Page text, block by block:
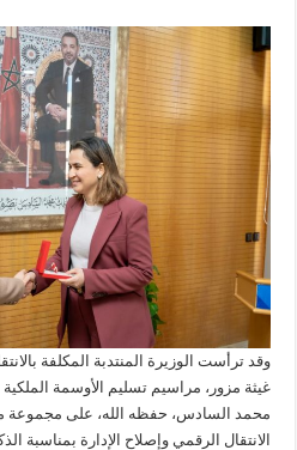
وقد ترأست الوزيرة المنتدبة المكلفة
غيثة مزور، مراسيم تسليم الأوسمة
محمد السادس، حفظه الله، على
الانتقال الرقمي وإصلاح الإدارة بمناسبة